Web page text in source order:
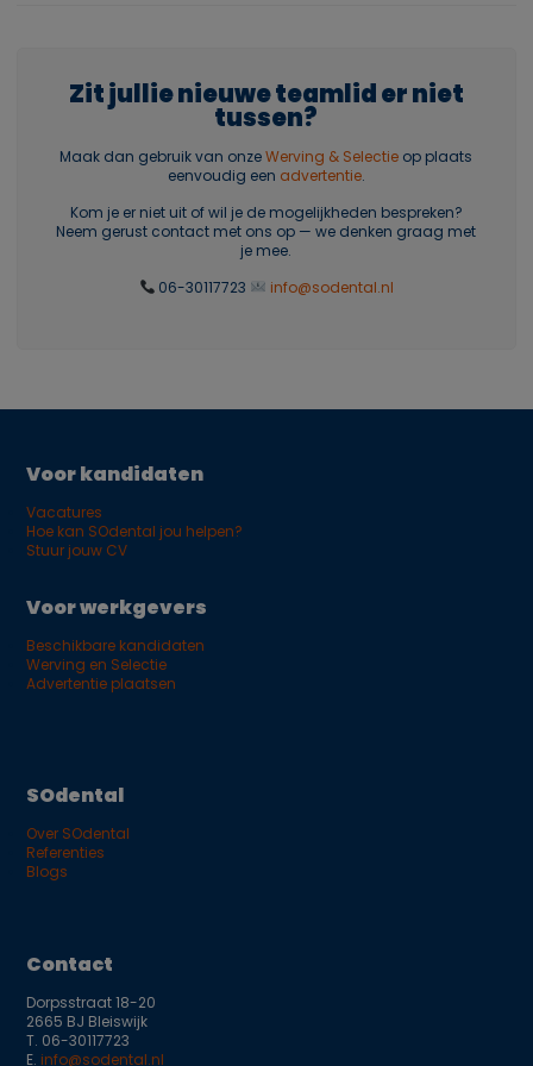
Zit jullie nieuwe teamlid er niet
tussen?
Maak dan gebruik van onzeWerving & Selectie op plaats
eenvoudig een advertentie.
Kom je er niet uit of wil je de mogelijkheden bespreken?
Neem gerust contact met ons op — we denken graag met
je mee.
06-30117723
info@sodental.nl
Voor kandidaten
Vacatures
Hoe kan SOdental jou helpen?
Stuur jouw CV
Voor werkgevers
Beschikbare kandidaten
Werving en Selectie
Advertentie plaatsen
SOdental
Over SOdental
Referenties
Blogs
Contact
Dorpsstraat 18-20
2665 BJ Bleiswijk
T. 06-30117723
E. info@sodental.nl